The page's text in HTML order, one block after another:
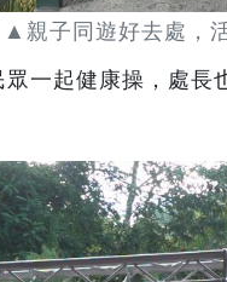
▲親子同遊好去處，
一起健康操，處